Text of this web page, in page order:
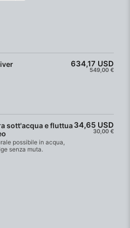
634,17 USD
549,00 €
sott'acqua e fluttua
possibile in acqua,
senza muta.
34,65 USD
30,00 €